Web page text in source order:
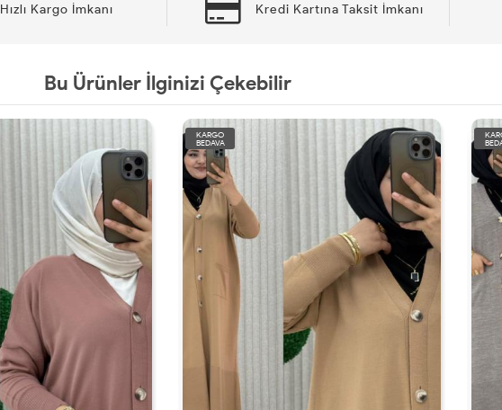
Hızlı Kargo İmkanı Kredi Kartına Taksit İmkanı
Bu Ürünler İlginizi Çekebilir